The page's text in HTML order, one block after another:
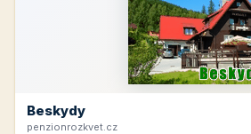
Beskydy
penzionrozkvet.cz